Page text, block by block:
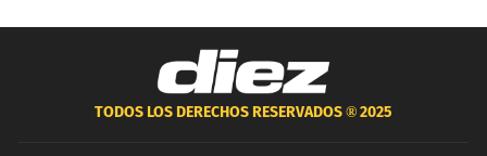
TODOS LOS DERECHOS RESERVADOS ®2025